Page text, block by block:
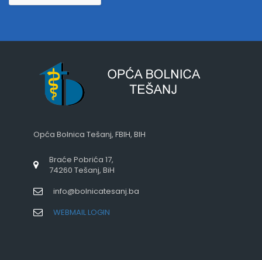
Opća Bolnica Tešanj, FBIH, BIH
Braće Pobrića 17,
74260 Tešanj, BiH
info@bolnicatesanj.ba
WEBMAIL LOGIN